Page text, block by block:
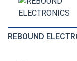
REBOUND